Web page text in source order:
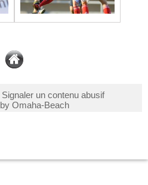
Signaler un contenu abusif
by Omaha-Beach